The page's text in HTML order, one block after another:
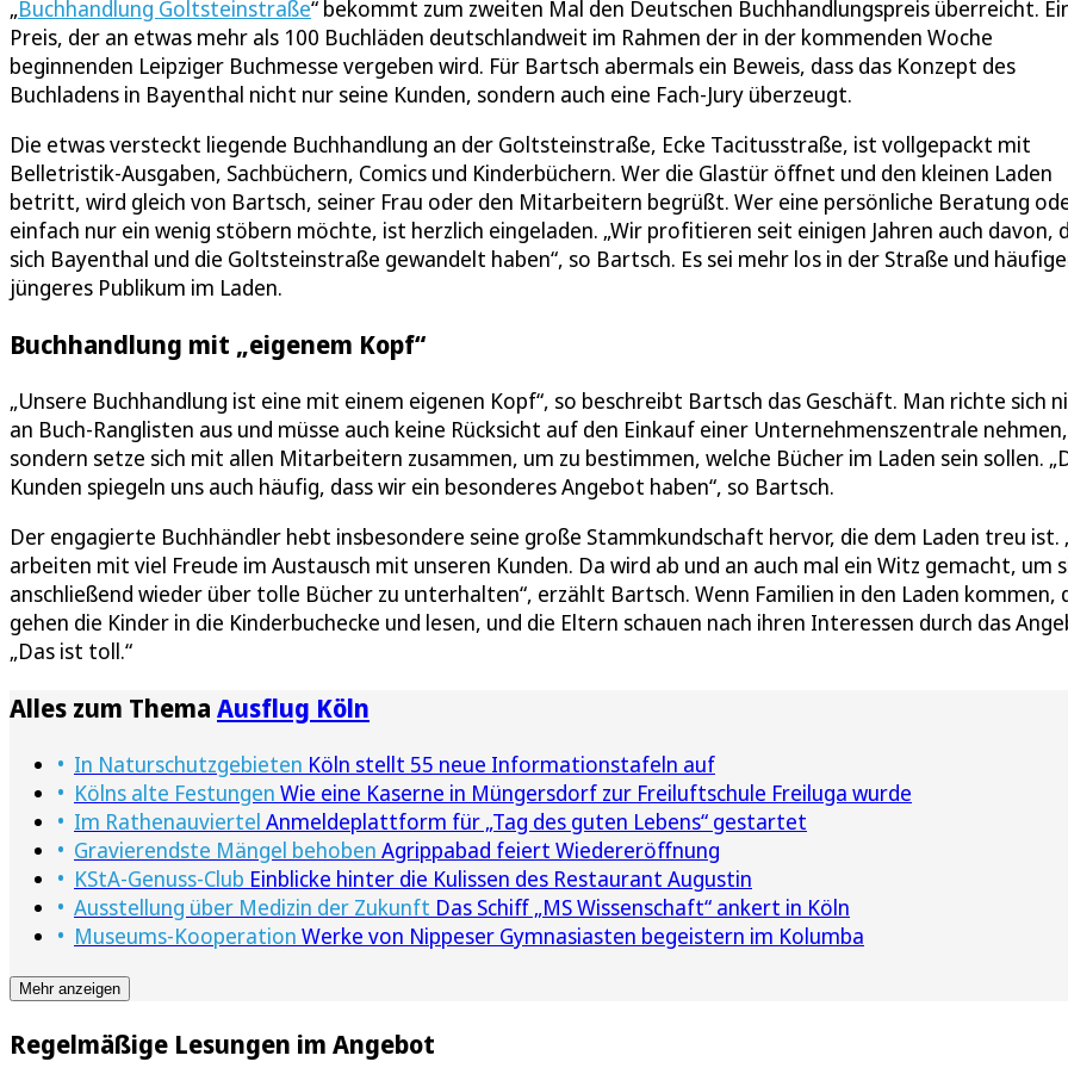
„Buchhandlung Goltsteinstraße“ bekommt zum zweiten Mal den Deutschen Buchhandlungspreis überreicht.
Preis, der an etwas mehr als 100 Buchläden deutschlandweit im Rahmen der in der kommenden Woche
beginnenden Leipziger Buchmesse vergeben wird. Für Bartsch abermals ein Beweis, dass das Konzept des
Buchladens in Bayenthal nicht nur seine Kunden, sondern auch eine Fach-Jury überzeugt.
Die etwas versteckt liegende Buchhandlung an der Goltsteinstraße, Ecke Tacitusstraße, ist vollgepackt mit
Belletristik-Ausgaben, Sachbüchern, Comics und Kinderbüchern. Wer die Glastür öffnet und den kleinen Laden
betritt, wird gleich von Bartsch, seiner Frau oder den Mitarbeitern begrüßt. Wer eine persönliche Beratung
einfach nur ein wenig stöbern möchte, ist herzlich eingeladen. „Wir profitieren seit einigen Jahren auch davon,
sich Bayenthal und die Goltsteinstraße gewandelt haben“, so Bartsch. Es sei mehr los in der Straße und
jüngeres Publikum im Laden.
Buchhandlung mit „eigenem Kopf“
„Unsere Buchhandlung ist eine mit einem eigenen Kopf“, so beschreibt Bartsch das Geschäft. Man richte sich
an Buch-Ranglisten aus und müsse auch keine Rücksicht auf den Einkauf einer Unternehmenszentrale nehmen,
sondern setze sich mit allen Mitarbeitern zusammen, um zu bestimmen, welche Bücher im Laden sein sollen.
Kunden spiegeln uns auch häufig, dass wir ein besonderes Angebot haben“, so Bartsch.
Der engagierte Buchhändler hebt insbesondere seine große Stammkundschaft hervor, die dem Laden treu ist.
arbeiten mit viel Freude im Austausch mit unseren Kunden. Da wird ab und an auch mal ein Witz gemacht, um
anschließend wieder über tolle Bücher zu unterhalten“, erzählt Bartsch. Wenn Familien in den Laden kommen,
gehen die Kinder in die Kinderbuchecke und lesen, und die Eltern schauen nach ihren Interessen durch das
„Das ist toll.“
Alles zum Thema Ausflug Köln
In Naturschutzgebieten Köln stellt 55 neue Informationstafeln auf
Kölns alte Festungen Wie eine Kaserne in Müngersdorf zur Freiluftschule Freiluga wurde
Im Rathenauviertel Anmeldeplattform für „Tag des guten Lebens“ gestartet
Gravierendste Mängel behoben Agrippabad feiert Wiedereröffnung
KStA-Genuss-Club Einblicke hinter die Kulissen des Restaurant Augustin
Ausstellung über Medizin der Zukunft Das Schiff „MS Wissenschaft“ ankert in Köln
Museums-Kooperation Werke von Nippeser Gymnasiasten begeistern im Kolumba
Mehr anzeigen
Regelmäßige Lesungen im Angebot